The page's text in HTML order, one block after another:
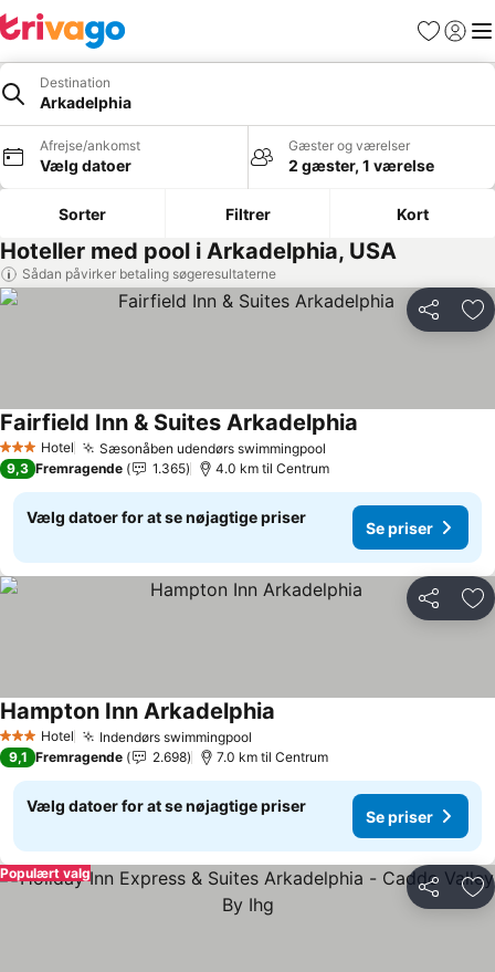
Favoritter
Log ind
Destination
Arkadelphia
Afrejse/ankomst
Vælg datoer
Gæster og værelser
2 gæster, 1 værelse
Sorter Filtrer Kort
Hoteller med pool i Arkadelphia, USA
Sådan påvirker betaling søgeresultaterne
Del
3 StjernerHotel Sæsonåben udendørs swimmingpool
Fairfield Inn & Suites Arkadelphia
9,3 Fremragende 1.365 4.0 km til Centrum
Vælg datoer for at se nøjagtige priser
Se priser
Del
3 StjernerHotel Indendørs swimmingpool
Hampton Inn Arkadelphia
9,1 Fremragende 2.698 7.0 km til Centrum
Vælg datoer for at se nøjagtige priser
Se priser
Del
Populært valg